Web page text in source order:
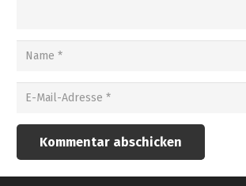
Kommentar abschicken